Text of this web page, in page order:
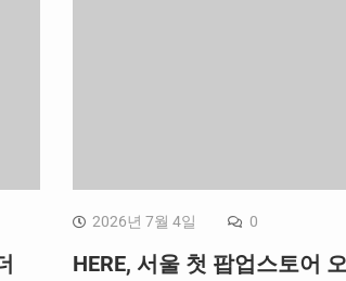
2026년 7월 4일 0
HERE, 서울 첫 팝업스토어